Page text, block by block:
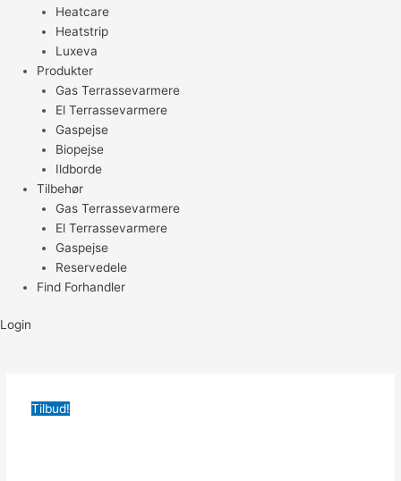
Heatcare
Heatstrip
Luxeva
Produkter
Gas Terrassevarmere
El Terrassevarmere
Gaspejse
Biopejse
Ildborde
Tilbehør
Gas Terrassevarmere
El Terrassevarmere
Gaspejse
Reservedele
Find Forhandler
Login
Tilbud!